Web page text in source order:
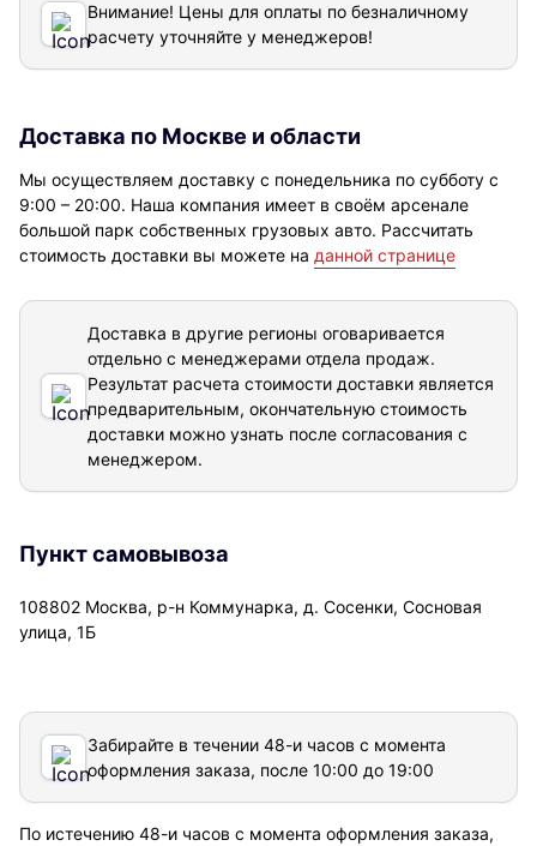
Внимание! Цены для оплаты по безналичному
расчету уточняйте у менеджеров!
Доставка по Москве и области
Мы осуществляем доставку с понедельника по субботу с
9:00 – 20:00. Наша компания имеет в своём арсенале
большой парк собственных грузовых авто. Рассчитать
стоимость доставки вы можете на данной странице
Доставка в другие регионы оговаривается
отдельно с менеджерами отдела продаж.
Результат расчета стоимости доставки является
предварительным, окончательную стоимость
доставки можно узнать после согласования с
менеджером.
Пункт самовывоза
108802 Москва, р-н Коммунарка, д. Сосенки, Сосновая
улица, 1Б
Забирайте в течении 48-и часов с момента
оформления заказа, после 10:00 до 19:00
По истечению 48-и часов с момента оформления заказа,